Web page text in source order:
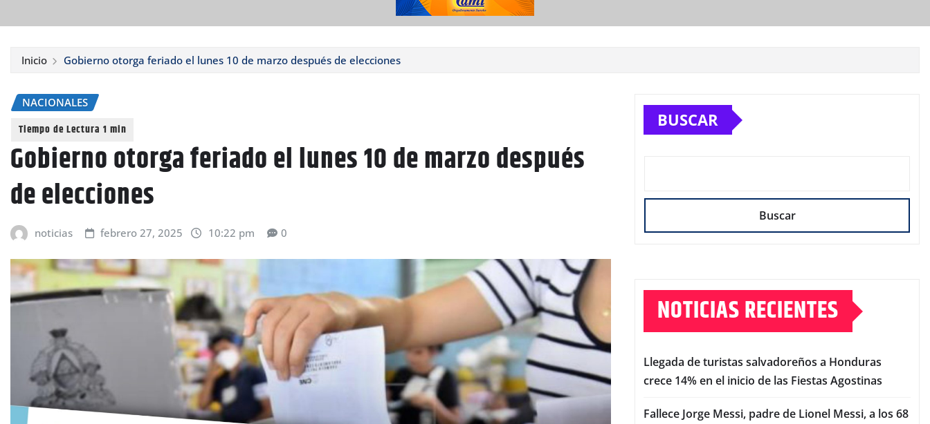
Inicio Gobierno otorga feriado el lunes 10 de marzo después de elecciones
NACIONALES
Gobierno otorga feriado el lunes 10 de marzo después
de elecciones
noticias febrero 27, 2025 10:22 pm 0
BUSCAR
Buscar
NOTICIAS RECIENTES
Llegada de turistas salvadoreños a Honduras
crece 14% en el inicio de las Fiestas Agostinas
Fallece Jorge Messi, padre de Lionel Messi, a los 68